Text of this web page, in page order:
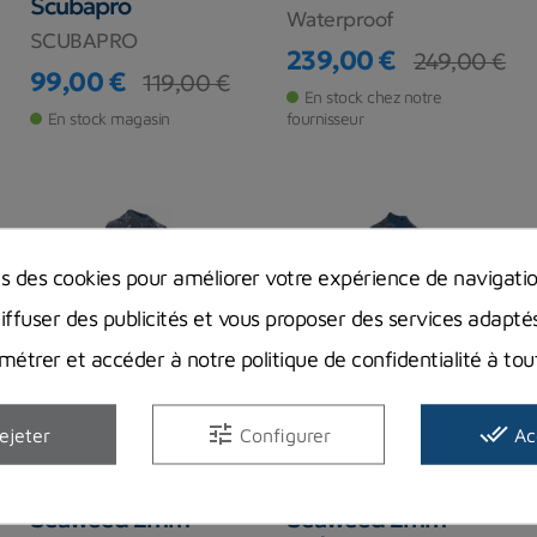
Scubapro
SCUBAPRO
Prix
99,00 €
Prix de base
119,00 €
En stock magasin
Waterproof
Prix
239,00 €
Prix de base
249,00 €
En stock chez notre
fournisseur
-17,00 €
Combinaison
Seaweed 2mm -
-17,00 €
Combinaison
Seaweed 2mm -
des cookies pour améliorer votre expérience de
des publicités et vous proposer des services
et accéder à notre politique de confidentialité à
tune Configurer done_all